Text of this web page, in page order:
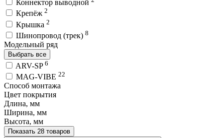
Коннектор выводной
Крепёж 2
Крышка 2
Шинопровод (трек) 8
Модельный ряд
Выбрать все
ARV-SP 6
MAG-VIBE 22
Способ монтажа
Цвет покрытия
Длина, мм
Ширина, мм
Высота, мм
Показать 28 товаров